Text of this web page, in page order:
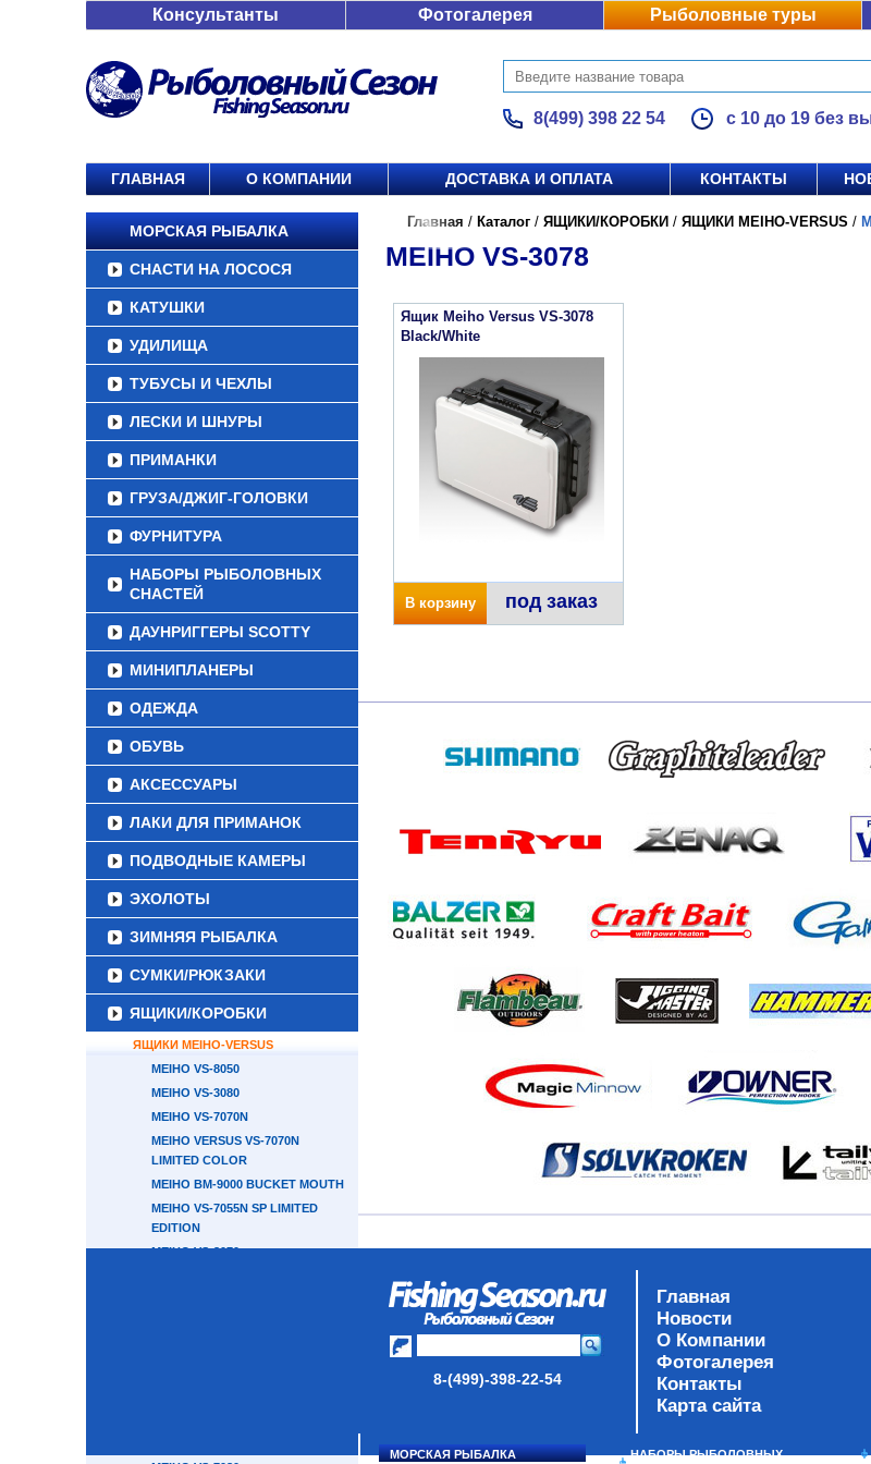
Консультанты Фотогалерея Рыболовные туры
8(499) 398 22 54 с 10 до 19 без
ГЛАВНАЯ О КОМПАНИИ ДОСТАВКА И ОПЛАТА КОНТАКТЫ
МОРСКАЯ РЫБАЛКА
СНАСТИ НА ЛОСОСЯ
КАТУШКИ
УДИЛИЩА
ТУБУСЫ И ЧЕХЛЫ
ЛЕСКИ И ШНУРЫ
ПРИМАНКИ
ГРУЗА/ДЖИГ-ГОЛОВКИ
ФУРНИТУРА
НАБОРЫ РЫБОЛОВНЫХ
СНАСТЕЙ
ДАУНРИГГЕРЫ SCOTTY
МИНИПЛАНЕРЫ
ОДЕЖДА
ОБУВЬ
АКСЕССУАРЫ
ЛАКИ ДЛЯ ПРИМАНОК
ПОДВОДНЫЕ КАМЕРЫ
ЭХОЛОТЫ
ЗИМНЯЯ РЫБАЛКА
СУМКИ/РЮКЗАКИ
ЯЩИКИ/КОРОБКИ
ЯЩИКИ MEIHO-VERSUS
MEIHO VS-8050
MEIHO VS-3080
MEIHO VS-7070N
MEIHO VERSUS VS-7070N
LIMITED COLOR
MEIHO BM-9000 BUCKET MOUTH
MEIHO VS-7055N SP LIMITED
EDITION
MEIHO VS-3070
Главная / Каталог / ЯЩИКИ/КОРОБКИ / ЯЩИКИ MEIHO-VERSUS /
MEIHO VS-3078
Ящик Meiho Versus VS-3078
Black/White
В корзину под заказ
8-(499)-398-22-54
Главная
Новости
О Компании
Фотогалерея
Контакты
Карта сайта
МОРСКАЯ РЫБАЛКА
НАБОРЫ РЫБОЛОВНЫХ